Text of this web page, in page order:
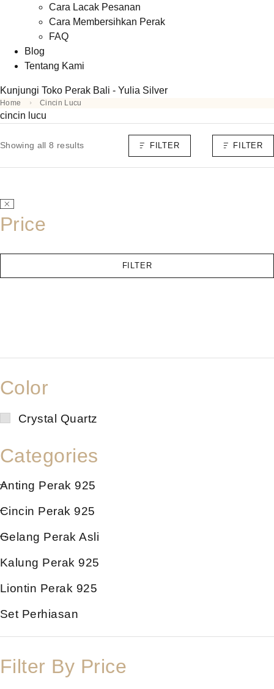
Cara Lacak Pesanan
Cara Membersihkan Perak
FAQ
Blog
Tentang Kami
Kunjungi Toko Perak Bali - Yulia Silver
Home Cincin Lucu
cincin lucu
Showing all 8 results FILTER FILTER
Price
FILTER
Color
Crystal Quartz
Categories
Anting Perak 925
Cincin Perak 925
Gelang Perak Asli
Kalung Perak 925
Liontin Perak 925
Set Perhiasan
Filter By Price